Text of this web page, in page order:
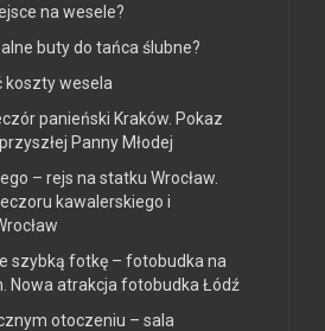
na wesele?
buty do tańca ślubne?
koszty wesela
panieński Kraków. Pokaz
Panny Młodej
– rejs na statku Wrocław.
kawalerskiego i
szybką fotkę – fotobudka na
Nowa atrakcja fotobudka Łódź
otoczeniu – sala